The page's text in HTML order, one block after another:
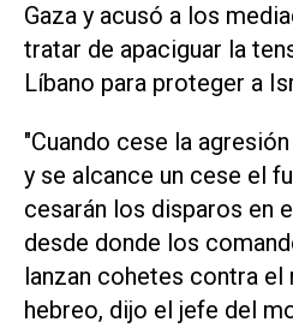
Gaza y acusó a los
tratar de apaciguar la
Líbano para proteger a
"Cuando cese la
y se alcance un cese el
cesarán los disparos en
desde donde los
lanzan cohetes contra el
hebreo, dijo el jefe del